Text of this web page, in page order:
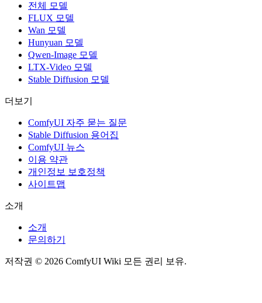
전체 모델
FLUX 모델
Wan 모델
Hunyuan 모델
Qwen-Image 모델
LTX-Video 모델
Stable Diffusion 모델
더보기
ComfyUI 자주 묻는 질문
Stable Diffusion 용어집
ComfyUI 뉴스
이용 약관
개인정보 보호정책
사이트맵
소개
소개
문의하기
저작권 © 2026 ComfyUI Wiki 모든 권리 보유.